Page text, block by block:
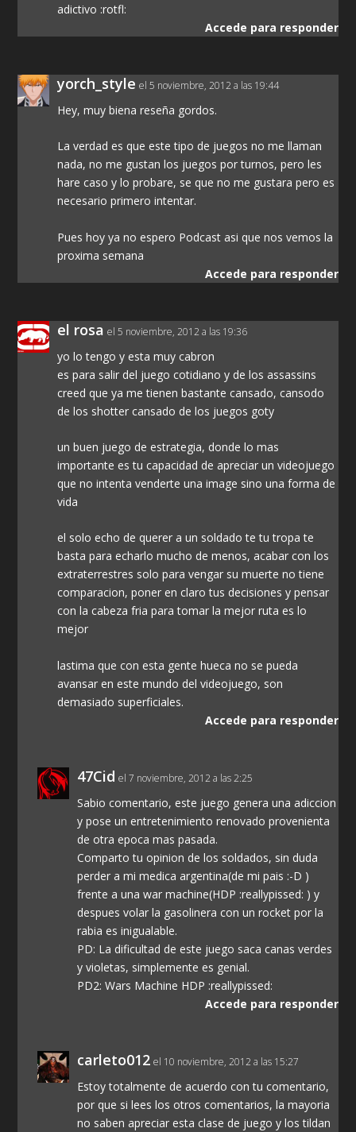
adictivo :rotfl:
Accede para responder
yorch_style el 5 noviembre, 2012 a las 19:44
Hey, muy biena reseña gordos.
La verdad es que este tipo de juegos no me llaman
nada, no me gustan los juegos por turnos, pero les
hare caso y lo probare, se que no me gustara pero es
necesario primero intentar.
Pues hoy ya no espero Podcast asi que nos vemos la
proxima semana
Accede para responder
el rosa el 5 noviembre, 2012 a las 19:36
yo lo tengo y esta muy cabron
es para salir del juego cotidiano y de los assassins
creed que ya me tienen bastante cansado, cansodo
de los shotter cansado de los juegos goty
un buen juego de estrategia, donde lo mas
importante es tu capacidad de apreciar un videojuego
que no intenta venderte una image sino una forma de
vida
el solo echo de querer a un soldado te tu tropa te
basta para echarlo mucho de menos, acabar con los
extraterrestres solo para vengar su muerte no tiene
comparacion, poner en claro tus decisiones y pensar
con la cabeza fria para tomar la mejor ruta es lo
mejor
lastima que con esta gente hueca no se pueda
avansar en este mundo del videojuego, son
demasiado superficiales.
Accede para responder
47Cid el 7 noviembre, 2012 a las 2:25
Sabio comentario, este juego genera una adiccion
y pose un entretenimiento renovado provenienta
de otra epoca mas pasada.
Comparto tu opinion de los soldados, sin duda
perder a mi medica argentina(de mi pais :-D )
frente a una war machine(HDP :reallypissed: ) y
despues volar la gasolinera con un rocket por la
rabia es inigualable.
PD: La dificultad de este juego saca canas verdes
y violetas, simplemente es genial.
PD2: Wars Machine HDP :reallypissed:
Accede para responder
carleto012 el 10 noviembre, 2012 a las 15:27
Estoy totalmente de acuerdo con tu comentario,
por que si lees los otros comentarios, la mayoria
no saben apreciar esta clase de juego y los tildan